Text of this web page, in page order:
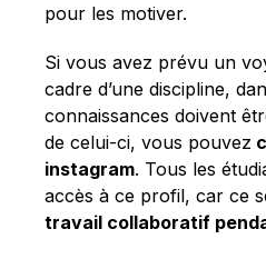
pour les motiver.
Si vous avez prévu un
cadre d’une discipline,
connaissances doivent
de celui-ci, vous pouvez
instagram. Tous les
accès à ce profil, car ce
travail collaboratif